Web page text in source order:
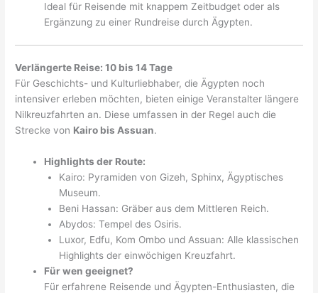
Ideal für Reisende mit knappem Zeitbudget oder als
Ergänzung zu einer Rundreise durch Ägypten.
Verlängerte Reise: 10 bis 14 Tage
Für Geschichts- und Kulturliebhaber, die Ägypten noch
intensiver erleben möchten, bieten einige Veranstalter längere
Nilkreuzfahrten an. Diese umfassen in der Regel auch die
Strecke von Kairo bis Assuan.
Highlights der Route:
Kairo: Pyramiden von Gizeh, Sphinx, Ägyptisches
Museum.
Beni Hassan: Gräber aus dem Mittleren Reich.
Abydos: Tempel des Osiris.
Luxor, Edfu, Kom Ombo und Assuan: Alle klassischen
Highlights der einwöchigen Kreuzfahrt.
Für wen geeignet?
Für erfahrene Reisende und Ägypten-Enthusiasten, die